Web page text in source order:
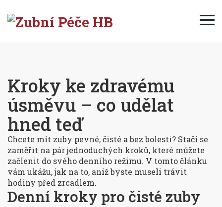
Kroky ke zdravému
úsměvu – co udělat
hned teď
Chcete mít zuby pevné, čisté a bez bolesti? Stačí se
zaměřit na pár jednoduchých kroků, které můžete
začlenit do svého denního režimu. V tomto článku
vám ukážu, jak na to, aniž byste museli trávit
hodiny před zrcadlem.
Den­ní kroky pro čisté zuby